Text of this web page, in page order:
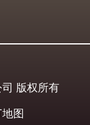
版权所有
图